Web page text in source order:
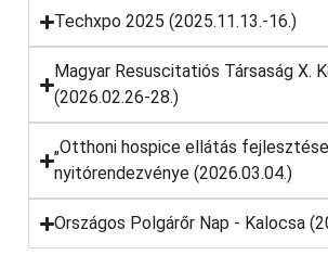
Techxpo 2025 (2025.11.13.-16.)
Magyar Resuscitatiós Társaság X.
(2026.02.26-28.)
„Otthoni hospice ellátás
nyitórendezvénye (2026.03.04.)
Országos Polgárőr Nap - Kalocsa